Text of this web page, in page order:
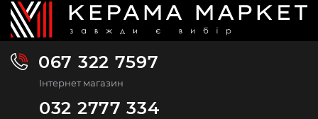
067 322 7597
Інтернет магазин
032 2777 334